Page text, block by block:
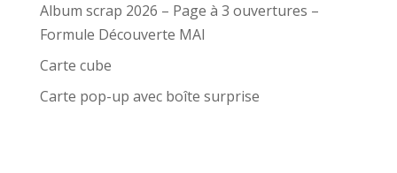
Album scrap 2026 – Page à 3 ouvertures –
Formule Découverte MAI
Carte cube
Carte pop-up avec boîte surprise